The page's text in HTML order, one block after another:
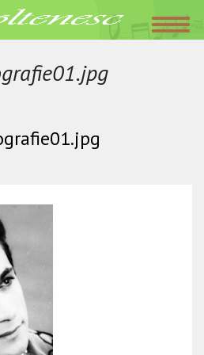
ianuarie 25, 2016